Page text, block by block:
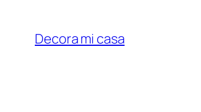
contenido
Decora mi casa